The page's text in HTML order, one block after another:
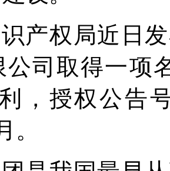
产权局近日
公司取得一项
，授权公告
。